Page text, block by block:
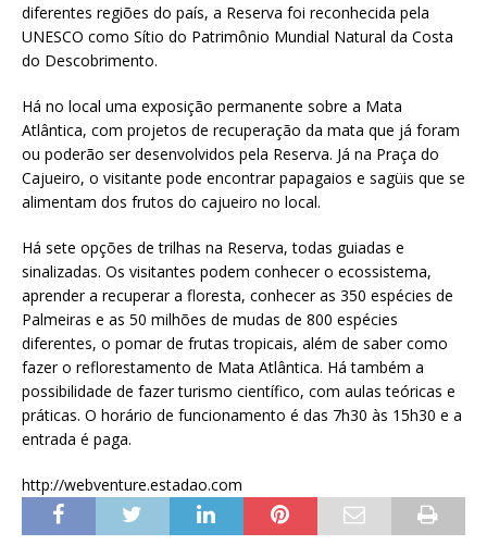
diferentes regiões do país, a Reserva foi reconhecida pela
UNESCO como Sítio do Patrimônio Mundial Natural da Costa
do Descobrimento.
Há no local uma exposição permanente sobre a Mata
Atlântica, com projetos de recuperação da mata que já foram
ou poderão ser desenvolvidos pela Reserva. Já na Praça do
Cajueiro, o visitante pode encontrar papagaios e sagüis que se
alimentam dos frutos do cajueiro no local.
Há sete opções de trilhas na Reserva, todas guiadas e
sinalizadas. Os visitantes podem conhecer o ecossistema,
aprender a recuperar a floresta, conhecer as 350 espécies de
Palmeiras e as 50 milhões de mudas de 800 espécies
diferentes, o pomar de frutas tropicais, além de saber como
fazer o reflorestamento de Mata Atlântica. Há também a
possibilidade de fazer turismo científico, com aulas teóricas e
práticas. O horário de funcionamento é das 7h30 às 15h30 e a
entrada é paga.
http://webventure.estadao.com